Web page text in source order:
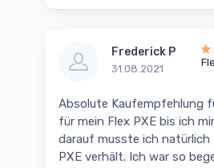
Frederick P
31.08.2021
Absolute Kaufempfehlung
für mein Flex PXE bis ich
darauf musste ich natürlich
PXE verhält. Ich war so